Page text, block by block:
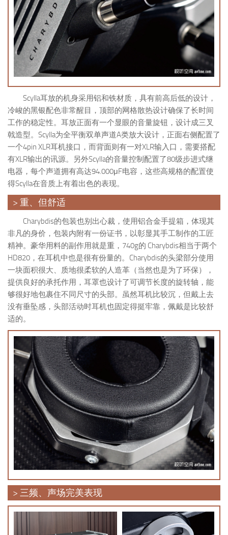
Scylla耳放的机身采用铝和铁材质，具有前高后低的设计，
冷峻的黑银配色非常醒目，顶部的网格散热设计确保了长时间
工作的稳定性。耳放正面有一个显眼的音量旋钮，设计成三叉
戟造型。Scylla为全平衡双单声道A类放大设计，正面右侧配置了
一个4pin XLR耳机接口，而背面则有一对XLR输入口，需要搭配
有XLR输出的讯源。另外Scylla的音量控制配置了80级步进式继
电器，每个声道拥有高达94.000μF电容，这些高规格的配置使
得Scylla在音质上有着出色的表现。
> 重、但舒适
Charybdis的包装也别出心裁，使用铝合金手提箱，体现其
非凡的身价，包装内附有一份证书，以彰显其手工制作的工匠
精神。豪华用料的副作用就是重，740g的 Charybdis相当于两个
HD820，在耳机中也是很有份量的。Charybdis的头梁部分使用
一块面积很大、质地很柔软的人造革（当然也是为了环保），
提供良好的承托作用，耳罩也设计了可调节长度的旋转轴，能
够很好地包裹住不同尺寸的头部。虽然耳机比较沉，但戴上去
没有垂坠感，头部活动时耳机也固定得挺牢靠，佩戴是比较舒
适的。
> 三频、声场完美表现